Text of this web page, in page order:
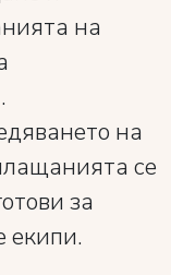
на
на
се
за
екипи.